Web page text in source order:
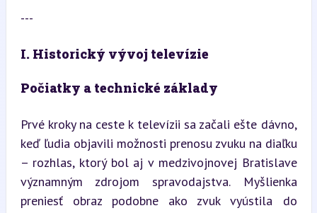
---
I. Historický vývoj televízie
Počiatky a technické základy
Prvé kroky na ceste k televízii sa začali ešte dávno,
keď ľudia objavili možnosti prenosu zvuku na diaľku
– rozhlas, ktorý bol aj v medzivojnovej Bratislave
významným zdrojom spravodajstva. Myšlienka
preniesť obraz podobne ako zvuk vyústila do